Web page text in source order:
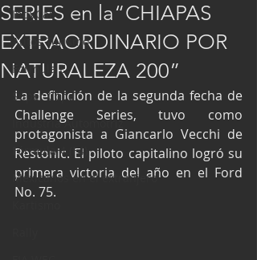
IndyCar
Autos Turismo
Fórmula E
Súper Copa
Industria Automotriz
Fórmula 4 (F4)
Mexicanos en el extranjero
SERIES en la“CHIAPAS
EXTRAORDINARIO POR
NATURALEZA 200”
La definición de la segunda fecha de
Challenge Series, tuvo como
protagonista a Giancarlo Vecchi de
Restonic. El piloto capitalino logró su
primera victoria del año en el Ford
No. 75.